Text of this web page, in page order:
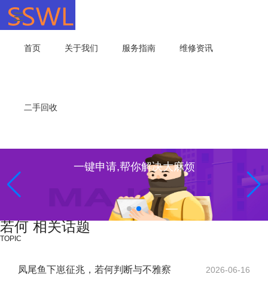
首页 关于我们 服务指南 维修资讯
二手回收
一键申请,帮你解决大麻烦
若何 相关话题
TOPIC
凤尾鱼下崽征兆，若何判断与不雅察 2026-06-16